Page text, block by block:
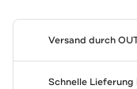
Versand durch
Schnelle Lieferung